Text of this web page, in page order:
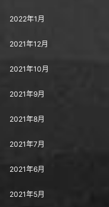
2022年1月
2021年12月
2021年10月
2021年9月
2021年8月
2021年7月
2021年6月
2021年5月